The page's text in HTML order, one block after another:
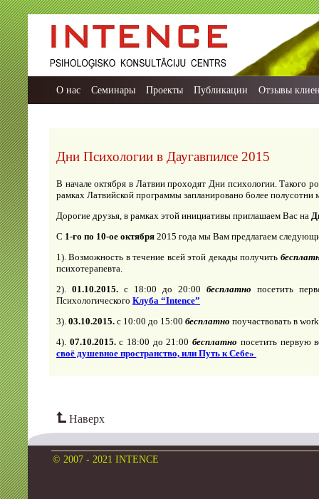
О нас Семинары Проекты Публикации Отзывы
Дни Психологии в Даугавпилсе 2015
В начале октября в Латвии проходят Дни психологии. Такого
рамках Латвийской программы запланировано более полусотни
Дорогие друзья, в рамках этой инициативы приглашаем Вас на
С 1-го по 10-ое октября 2015 года мы Вам предлагаем
1). Возможность в течение всей этой декады получить
психотерапевта.
2). 01.10.2015. с 18:00 до 20:00 бесплатно посетить
Психологического Клуба “Intence”
3). 03.10.2015. с 10:00 до 15:00 бесплатно поучаствовать в
4). 07.10.2015.с 18:00 до 21:00бесплатно посетить первую
своё душевное пространство, или Путь к Себе»
Наверх
© 2007 - 2021 INTENCE